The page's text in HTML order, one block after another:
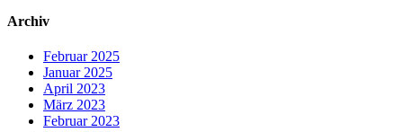
Archiv
Februar 2025
Januar 2025
April 2023
März 2023
Februar 2023